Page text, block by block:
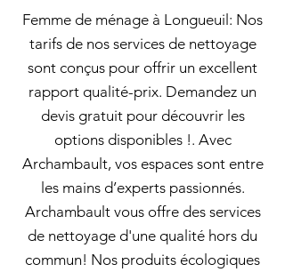
Femme de ménage à Longueuil: Nos
tarifs de nos services de nettoyage
sont conçus pour offrir un excellent
rapport qualité-prix. Demandez un
devis gratuit pour découvrir les
options disponibles !. Avec
Archambault, vos espaces sont entre
les mains d’experts passionnés.
Archambault vous offre des services
de nettoyage d'une qualité hors du
commun! Nos produits écologiques